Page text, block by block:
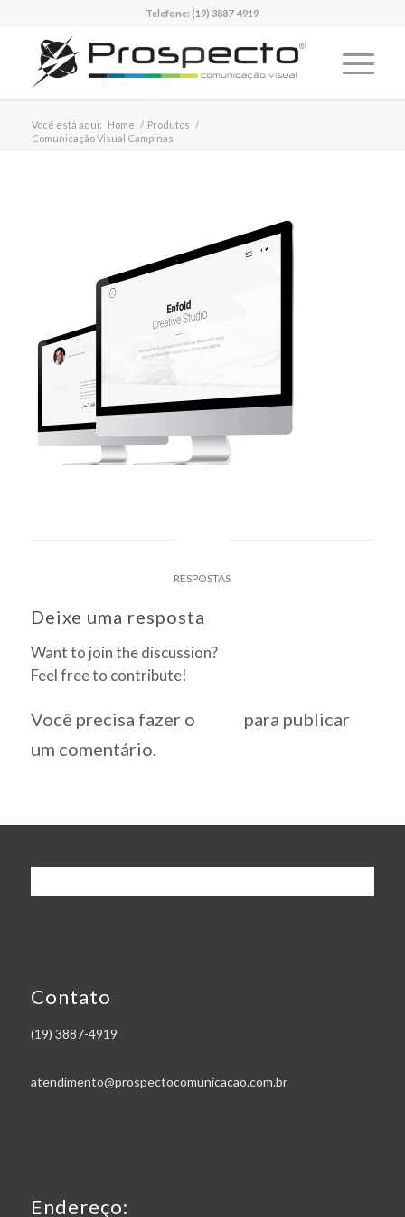
Telefone:(19) 3887-4919
Você está aqui: Home / Produtos /
Comunicação Visual Campinas
RESPOSTAS
Deixe uma resposta
Want to join the discussion?
Feel free to contribute!
Você precisa fazer o
para publicar
um comentário.
Contato
(19) 3887-4919
atendimento@prospectocomunicacao.com.br
Endereço: